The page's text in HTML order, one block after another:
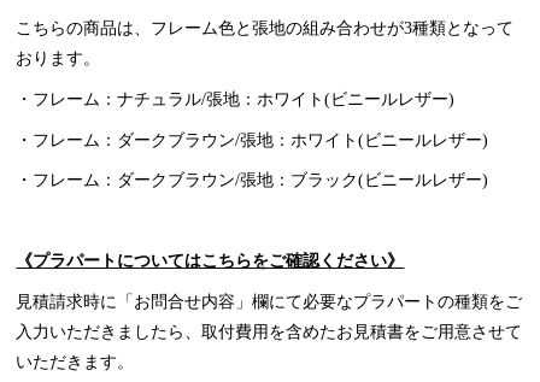
こちらの商品は、フレーム色と張地の組み合わせが3種類となって
おります。
・フレーム：ナチュラル/張地：ホワイト(ビニールレザー)
・フレーム：ダークブラウン/張地：ホワイト(ビニールレザー)
・フレーム：ダークブラウン/張地：ブラック(ビニールレザー)
《プラパートについてはこちらをご確認ください》
見積請求時に「お問合せ内容」欄にて必要なプラパートの種類をご
入力いただきましたら、取付費用を含めたお見積書をご用意させて
いただきます。